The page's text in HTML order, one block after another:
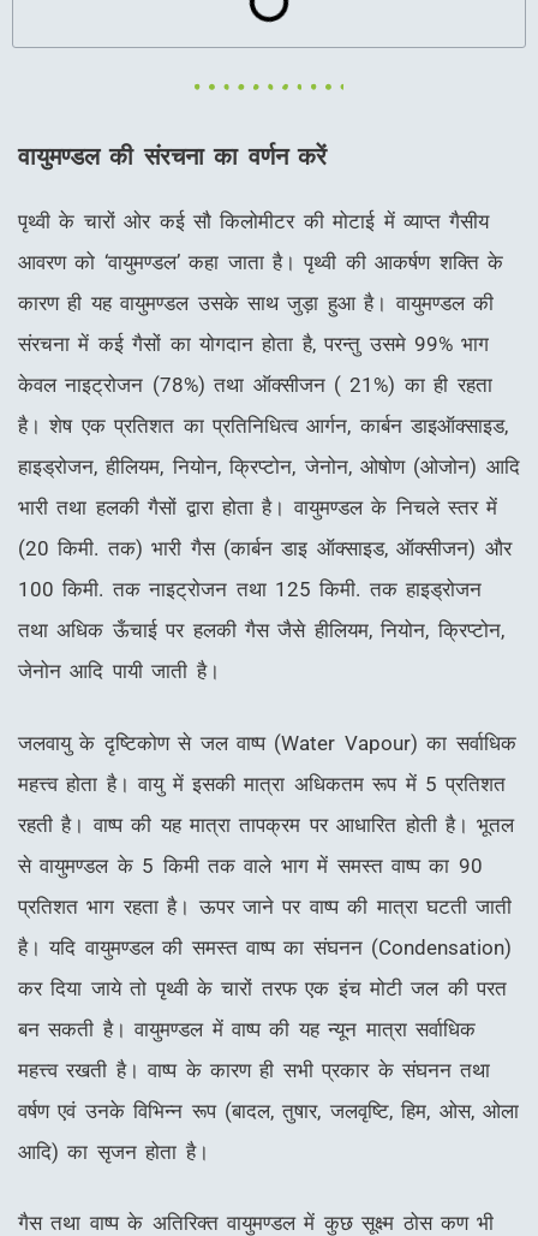
वायुमण्डल की संरचना का वर्णन करें
पृथ्वी के चारों ओर कई सौ किलोमीटर की मोटाई में व्याप्त गैसीय
आवरण को ‘वायुमण्डल’ कहा जाता है। पृथ्वी की आकर्षण शक्ति के
कारण ही यह वायुमण्डल उसके साथ जुड़ा हुआ है। वायुमण्डल की
संरचना में कई गैसों का योगदान होता है, परन्तु उसमे 99% भाग
केवल नाइट्रोजन (78%) तथा ऑक्सीजन ( 21%) का ही रहता
है। शेष एक प्रतिशत का प्रतिनिधित्व आर्गन, कार्बन डाइऑक्साइड,
हाइड्रोजन, हीलियम, नियोन, क्रिप्टोन, जेनोन, ओषोण (ओजोन) आदि
भारी तथा हलकी गैसों द्वारा होता है। वायुमण्डल के निचले स्तर में
(20 किमी. तक) भारी गैस (कार्बन डाइ ऑक्साइड, ऑक्सीजन) और
100 किमी. तक नाइट्रोजन तथा 125 किमी. तक हाइड्रोजन
तथा अधिक ऊँचाई पर हलकी गैस जैसे हीलियम, नियोन, क्रिप्टोन,
जेनोन आदि पायी जाती है।
जलवायु के दृष्टिकोण से जल वाष्प (Water Vapour) का सर्वाधिक
महत्त्व होता है। वायु में इसकी मात्रा अधिकतम रूप में 5 प्रतिशत
रहती है। वाष्प की यह मात्रा तापक्रम पर आधारित होती है। भूतल
से वायुमण्डल के 5 किमी तक वाले भाग में समस्त वाष्प का 90
प्रतिशत भाग रहता है। ऊपर जाने पर वाष्प की मात्रा घटती जाती
है। यदि वायुमण्डल की समस्त वाष्प का संघनन (Condensation)
कर दिया जाये तो पृथ्वी के चारों तरफ एक इंच मोटी जल की परत
बन सकती है। वायुमण्डल में वाष्प की यह न्यून मात्रा सर्वाधिक
महत्त्व रखती है। वाष्प के कारण ही सभी प्रकार के संघनन तथा
वर्षण एवं उनके विभिन्न रूप (बादल, तुषार, जलवृष्टि, हिम, ओस, ओला
आदि) का सृजन होता है।
गैस तथा वाष्प के अतिरिक्त वायुमण्डल में कुछ सूक्ष्म ठोस कण भी